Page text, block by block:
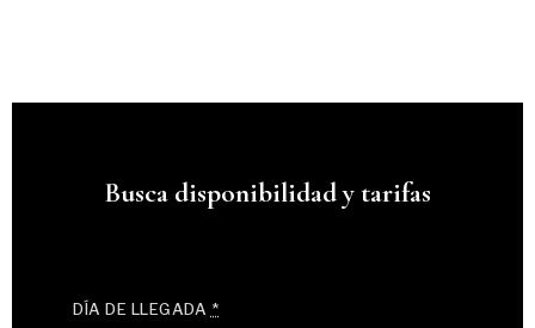
Busca disponibilidad y tarifas
DÍA DE LLEGADA *